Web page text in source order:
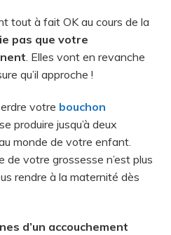
tout à fait OK au cours de la
pas que votre
. Elles vont en revanche
qu’il approche !
votre bouchon
produire jusqu’à deux
monde de votre enfant.
de votre grossesse n’est plus
rendre à la maternité dès
d’un accouchement